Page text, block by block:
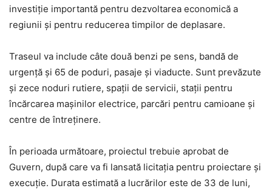
investiție importantă pentru dezvoltarea economică a
regiunii și pentru reducerea timpilor de deplasare.
Traseul va include câte două benzi pe sens, bandă de
urgență și 65 de poduri, pasaje și viaducte. Sunt prevăzute
și zece noduri rutiere, spații de servicii, stații pentru
încărcarea mașinilor electrice, parcări pentru camioane și
centre de întreținere.
În perioada următoare, proiectul trebuie aprobat de
Guvern, după care va fi lansată licitația pentru proiectare și
execuție. Durata estimată a lucrărilor este de 33 de luni,